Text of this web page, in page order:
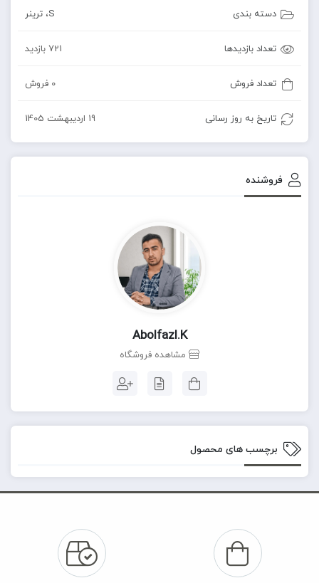
دسته بندی S، ترینر
تعداد بازدیدها 721 بازدید
تعداد فروش 0 فروش
تاریخ به روز رسانی 19 اردیبهشت 1405
فروشنده
Abolfazl.k
مشاهده فروشگاه
برچسب های محصول